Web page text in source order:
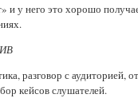
и у него это хорошо
разговор с аудиторией,
кейсов слушателей.